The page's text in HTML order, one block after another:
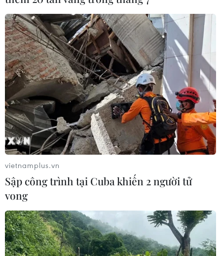
#Vành đai và Con đường
#Cosco Group
#Vận tải biển
#Chứng khoán Hong Kong
Trung Quốc
Theo dõi VietnamPlus
TIN LIÊN QUAN
vietnamplus.vn
Sập công trình tại Cuba khiến 2 người tử
vong